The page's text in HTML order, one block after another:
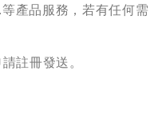
產品服務，若有任何需
註冊發送。